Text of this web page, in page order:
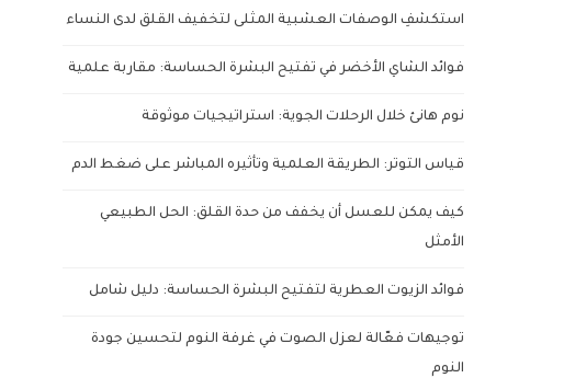
استكشفِ الوصفات العشبية المثلى لتخفيف القلق لدى النساء
فوائد الشاي الأخضر في تفتيح البشرة الحساسة: مقاربة علمية
نوم هانئ خلال الرحلات الجوية: استراتيجيات موثوقة
قياس التوتر: الطريقة العلمية وتأثيره المباشر على ضغط الدم
كيف يمكن للعسل أن يخفف من حدة القلق: الحل الطبيعي
الأمثل
فوائد الزيوت العطرية لتفتيح البشرة الحساسة: دليل شامل
توجيهات فعّالة لعزل الصوت في غرفة النوم لتحسين جودة
النوم